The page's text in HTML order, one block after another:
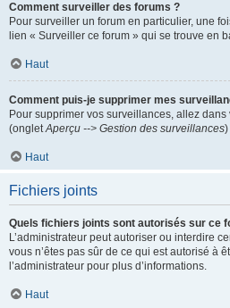
Comment surveiller des forums ?
Pour surveiller un forum en particulier, une
lien « Surveiller ce forum » qui se trouve en
Haut
Comment puis-je supprimer mes
Pour supprimer vos surveillances, allez
(ongletAperçu --> Gestion des surveillances)
Haut
Fichiers joints
Quels fichiers joints sont autorisés sur ce
L’administrateur peut autoriser ou interdire
vous n’êtes pas sûr de ce qui est autorisé à
l’administrateur pour plus d’informations.
Haut